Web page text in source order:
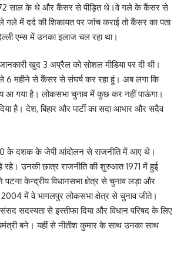
72 साल के थे और कैंसर से पीड़ित थे।वे गले के कैंसर से
गले में दर्द की शिकायत पर जांच कराई तो कैंसर का पता
एम्स में उनका इलाज चल रहा था।
खुद 3 अप्रैल को सोशल मीडिया पर दी थी।
6 महीने से कैंसर से संघर्ष कर रहा हूं। अब लगा कि
आ गया है। लोकसभा चुनाव में कुछ कर नहीं पाऊंगा।
है। देश, बिहार और पार्टी का सदा आभार और सदैव
70 के दशक के जेपी आंदोलन से राजनीति में आए थे।
उनकी छात्र राजनीति की शुरुआत 1971 में हुई
केन्द्रीय विधानसभा क्षेत्र से चुनाव लड़ा और
में वे भागलपुर लोकसभा क्षेत्र से चुनाव जीते।
सदस्यता से इस्तीफा दिया और विधान परिषद के लिए
बने। यहीं से नीतीश कुमार के साथ उनका साथ